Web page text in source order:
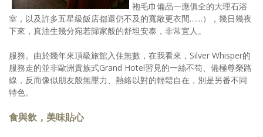
創意出版服務
歷史區
關於Yilan
個人著作
袍毛巾備品一應俱全的大理石浴
室，以及許多五星級飯店都還仍不及的寬敞更衣間……），幾日幾夜
下來，真油生幾分宛若歸家般的舒坦安泰，非常宜人。
服務。由於幾年來頂級旅館入住無數，在我看來，Silver Whisper的
服務走的並非歐洲貴族式Grand Hotel習見的一絲不苟、備極尊榮路
線，反而像似朋友般無壓力、熱絡以對的輕鬆自在，別是另番不同
特色。
食與飲，美味貼心